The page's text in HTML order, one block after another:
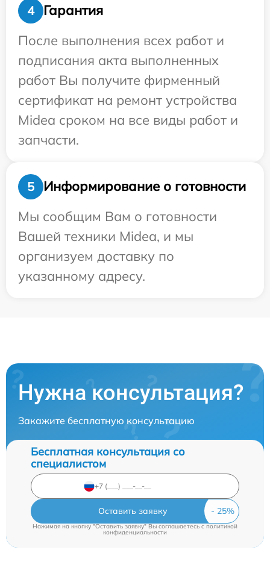
4
Гарантия
После выполнения всех работ и
подписания акта выполненных
работ Вы получите фирменный
сертификат на ремонт устройства
Midea сроком на все виды работ и
запчасти.
5
Информирование о готовности
Мы сообщим Вам о готовности
Вашей техники Midea, и мы
организуем доставку по
указанному адресу.
Нужна консультация?
Закажите бесплатную консультацию
Бесплатная консультация со
специалистом
Оставить заявку
Нажимая на кнопку "Оставить заявку" Вы соглашаетесь cполитикой
конфиденциальности